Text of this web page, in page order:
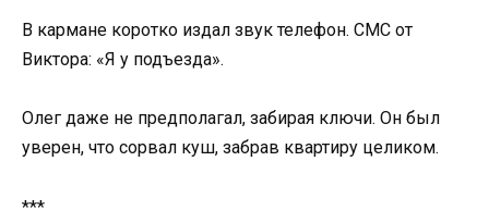
В кармане коротко издал звук телефон. СМС от
Виктора: «Я у подъезда».
Олег даже не предполагал, забирая ключи. Он был
уверен, что сорвал куш, забрав квартиру целиком.
***